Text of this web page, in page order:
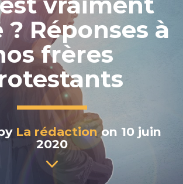
? Réponses à
frères
La rédactionon 10 juin
2020